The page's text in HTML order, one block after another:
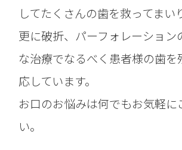
してたくさんの歯を救ってまい
更に破折、パーフォレーション
な治療でなるべく患者様の歯を
応しています。
お口のお悩みは何でもお気軽に
い。